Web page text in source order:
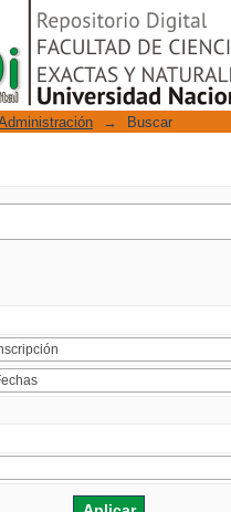
→ Buscar